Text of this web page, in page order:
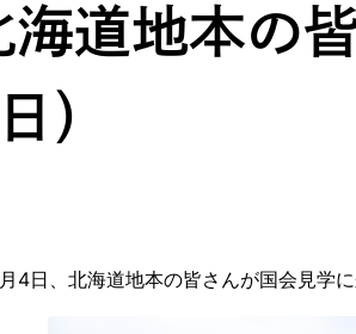
海道地本の
）
日、北海道地本の皆さんが国会見学に